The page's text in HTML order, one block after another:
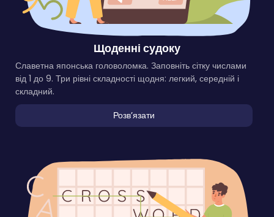
Щоденні судоку
Славетна японська головоломка. Заповніть сітку числами
від 1 до 9. Три рівні складності щодня: легкий, середній і
складний.
Розвʼязати